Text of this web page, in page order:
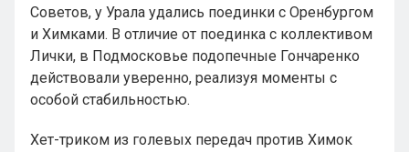
Советов, у Урала удались поединки с Оренбургом
и Химками. В отличие от поединка с коллективом
Лички, в Подмосковье подопечные Гончаренко
действовали уверенно, реализуя моменты с
особой стабильностью.
Хет-триком из голевых передач против Химок